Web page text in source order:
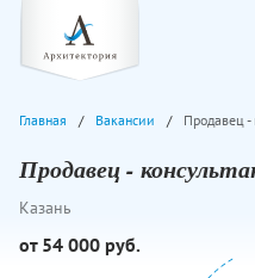
Главная Вакансии Продавец -
Продавец -
Казань
от 54 000 руб.